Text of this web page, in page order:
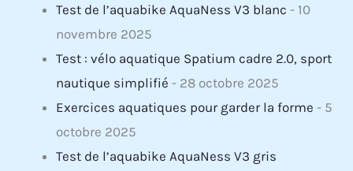
Test de l’aquabike AquaNess V3 blanc - 10
novembre 2025
Test : vélo aquatique Spatium cadre 2.0, sport
nautique simplifié - 28 octobre 2025
Exercices aquatiques pour garder la forme - 5
octobre 2025
Test de l’aquabike AquaNess V3 gris